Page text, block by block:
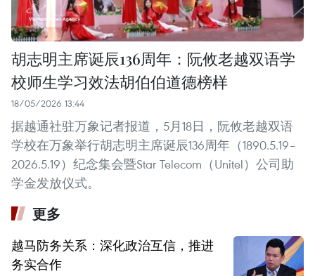
胡志明主席诞辰136周年：阮攸老越双语学
校师生学习效法胡伯伯道德榜样
18/05/2026 13:44
据越通社驻万象记者报道，5月18日，阮攸老越双语
学校在万象举行胡志明主席诞辰136周年（1890.5.19–
2026.5.19）纪念集会暨Star Telecom（Unitel）公司助
学金发放仪式。
更多
越马防务关系：深化政治互信，推进
务实合作